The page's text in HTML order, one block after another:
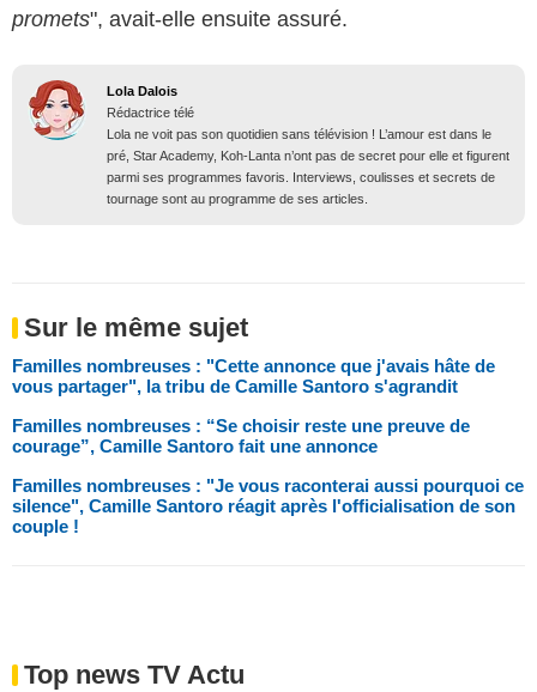
promets", avait-elle ensuite assuré.
Lola Dalois
Rédactrice télé
Lola ne voit pas son quotidien sans télévision ! L’amour est dans le
pré, Star Academy, Koh-Lanta n’ont pas de secret pour elle et figurent
parmi ses programmes favoris. Interviews, coulisses et secrets de
tournage sont au programme de ses articles.
Sur le même sujet
Familles nombreuses : "Cette annonce que j'avais hâte de
vous partager", la tribu de Camille Santoro s'agrandit
Familles nombreuses : “Se choisir reste une preuve de
courage”, Camille Santoro fait une annonce
Familles nombreuses : "Je vous raconterai aussi pourquoi ce
silence", Camille Santoro réagit après l'officialisation de son
couple !
Top news TV Actu